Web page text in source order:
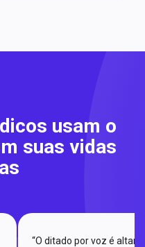
usam o
suas vidas
“O ditado por voz é